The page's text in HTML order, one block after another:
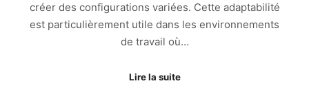
créer des configurations variées. Cette adaptabilité
est particulièrement utile dans les environnements
de travail où…
Lire la suite